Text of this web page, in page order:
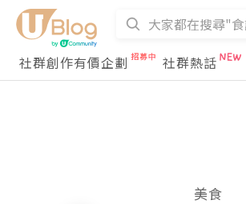
社群創作有價企劃 社群熱話
美食